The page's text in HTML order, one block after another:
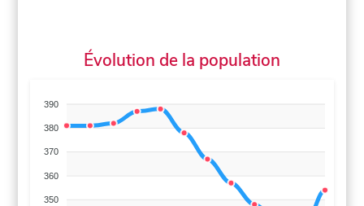
Évolution de la population
390
380
370
360
350